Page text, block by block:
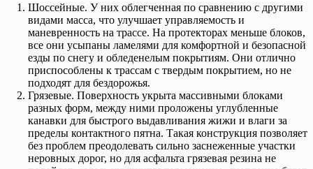
Шоссейные. У них облегченная по сравнению с другими
видами масса, что улучшает управляемость и
маневренность на трассе. На протекторах меньше блоков,
все они усыпаны ламелями для комфортной и безопасной
езды по снегу и обледенелым покрытиям. Они отлично
приспособлены к трассам с твердым покрытием, но не
подходят для бездорожья.
Грязевые. Поверхность укрыта массивными блоками
разных форм, между ними проложены углубленные
канавки для быстрого выдавливания жижи и влаги за
пределы контактного пятна. Такая конструкция позволяет
без проблем преодолевать сильно заснеженные участки
неровных дорог, но для асфальта грязевая резина не